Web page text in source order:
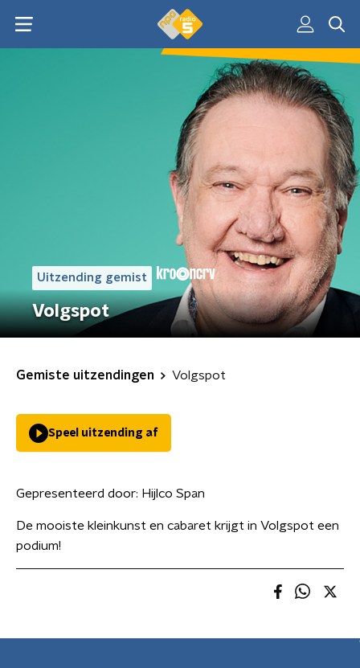
Uitzending gemist
Volgspot
Gemiste uitzendingen Volgspot
Speel uitzending af
Gepresenteerd door: Hijlco Span
De mooiste kleinkunst en cabaret krijgt in Volgspot een
podium!